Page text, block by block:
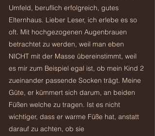
Umfeld, beruflich erfolgreich, gutes
Elternhaus. Lieber Leser, ich erlebe es so
oft. Mit hochgezogenen Augenbrauen
betrachtet zu werden, weil man eben
NICHT mit der Masse übereinstimmt, weil
es mir zum Beispiel egal ist, ob mein Kind 2
zueinander passende Socken trägt. Meine
Güte, er kümmert sich darum, an beiden
Füßen welche zu tragen. Ist es nicht
wichtiger, dass er warme Füße hat, anstatt
darauf zu achten, ob sie